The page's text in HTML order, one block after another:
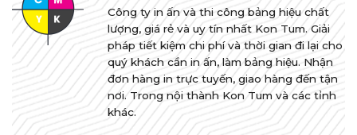
Công ty in ấn và thi công bảng hiệu chất
lượng, giá rẻ và uy tín nhất Kon Tum. Giải
pháp tiết kiệm chi phí và thời gian đi lại cho
quý khách cần in ấn, làm bảng hiệu. Nhận
đơn hàng in trực tuyến, giao hàng đến tận
nơi. Trong nội thành Kon Tum và các tỉnh
khác.